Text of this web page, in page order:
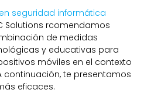
seguridad informática
Solutions rcomendamos
de medidas
y educativas para
móviles en el contexto
continuación, te presentamos
eficaces.